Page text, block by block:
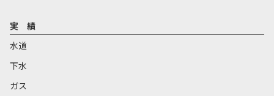
実 績
水道
下水
ガス